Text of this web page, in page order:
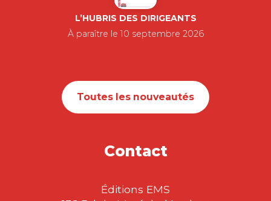
L’HUBRIS DES DIRIGEANTS
À paraître le 10 septembre 2026
Toutes les nouveautés
Contact
Éditions EMS